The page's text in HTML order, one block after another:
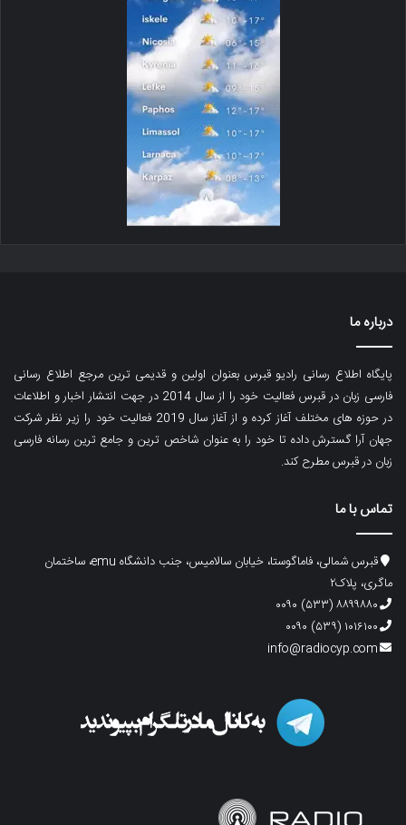
درباره ما
پایگاه اطلاع رسانی رادیو قبرس بعنوان اولین و قدیمی ترین مرجع اطلاع رسانی
فارسی زبان در قبرس فعالیت خود را از سال 2014 در جهت انتشار اخبار و اطلاعات
در حوزه های مختلف آغاز کرده و از آغاز سال 2019 فعالیت خود را زیر نظر شرکت
جهان آرا گسترش داده تا خود را به عنوان شاخص ترین و جامع ترین رسانه فارسی
زبان در قبرس مطرح کند.
تماس با ما
قبرس شمالی، فاماگوستا، خیابان سالامیس، جنب دانشگاه emu، ساختمان
ماگری، پلاک۲
۸۸۹۹۸۸۰ (۵۳۳) ۰۰۹۰
۱۰۱۶۱۰۰ (۵۳۹) ۰۰۹۰
info@radiocyp.com